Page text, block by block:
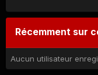
Récemment sur
Aucun utilisateur